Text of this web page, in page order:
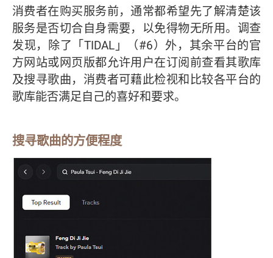
消费者在购买服务前，通常都希望先了解清楚该
服务是否切合自身需要，以免得物无所用。调查
发现，除了「TIDAL」（#6）外，其余平台的官
方网站或网页版都允许用户在订阅前查看其歌库
及搜寻歌曲，消费者可藉此检视和比较各平台的
歌库能否满足自己的喜好和要求。
搜寻歌曲的方便程度